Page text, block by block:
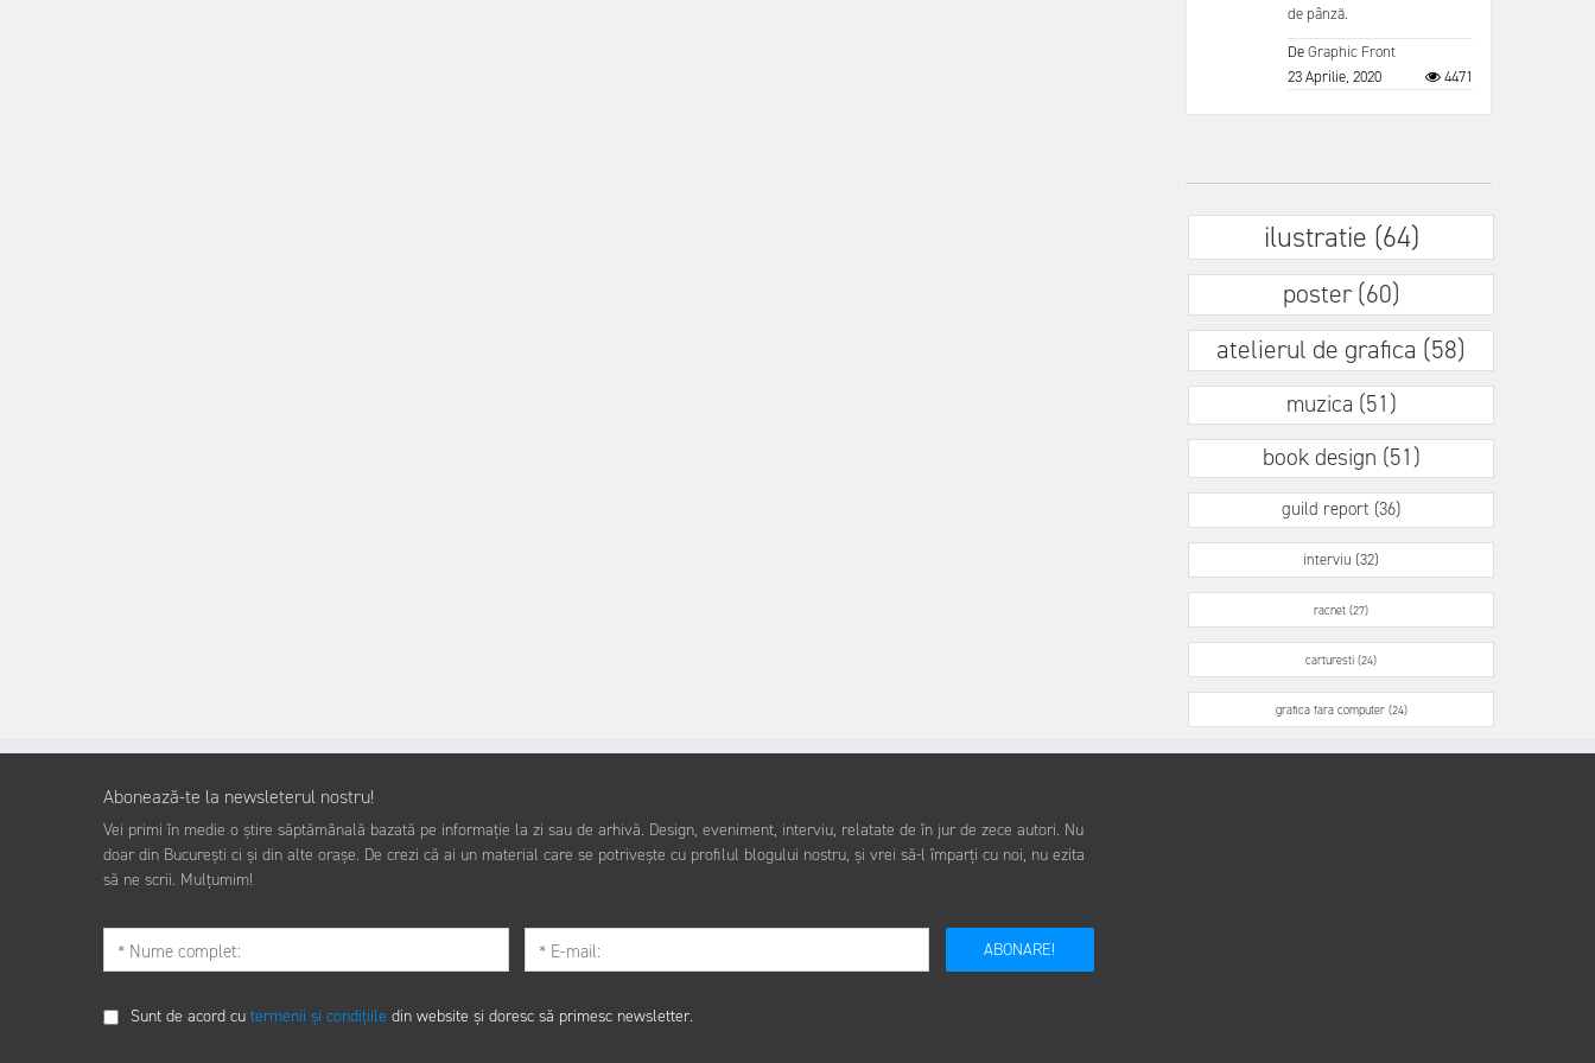
de pânză.
DeGraphic Front
23 Aprilie, 2020
4471
ilustratie (64)
poster (60)
atelierul de grafica (58)
muzica (51)
book design (51)
guild report (36)
interviu (32)
racnet (27)
carturesti (24)
grafica fara computer (24)
Abonează-te la newsleterul nostru!
Vei primi în medie o știre săptămânală bazată pe informație la zi sau de arhivă. Design, eveniment, interviu, relatate de în jur de zece autori. Nu
doar din București ci și din alte orașe. De crezi că ai un material care se potrivește cu profilul blogului nostru, și vrei să-l împarți cu noi, nu ezita
să ne scrii. Mulțumim!
ABONARE!
Sunt de acord cu termenii și condițiile din website și doresc să primesc newsletter.